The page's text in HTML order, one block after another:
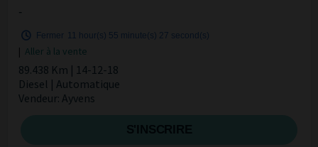
-
Fermer 11 hour(s) 55 minute(s) 27 second(s)
| Aller à la vente
89.438 Km | 14-12-18
Diesel | Automatique
Vendeur: Ayvens